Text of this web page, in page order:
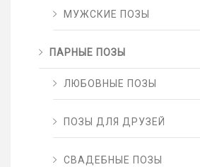
МУЖСКИЕ ПОЗЫ
ПАРНЫЕ ПОЗЫ
ЛЮБОВНЫЕ ПОЗЫ
ПОЗЫ ДЛЯ ДРУЗЕЙ
СВАДЕБНЫЕ ПОЗЫ